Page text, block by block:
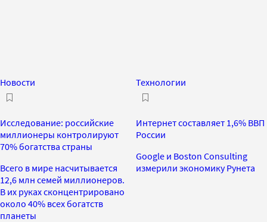
Новости
Исследование: российские
миллионеры контролируют
70% богатства страны
Всего в мире насчитывается
12,6 млн семей миллионеров.
В их руках сконцентрировано
около 40% всех богатств
планеты
Технологии
Интернет составляет 1,6% ВВП
России
Google и Boston Consulting
измерили экономику Рунета